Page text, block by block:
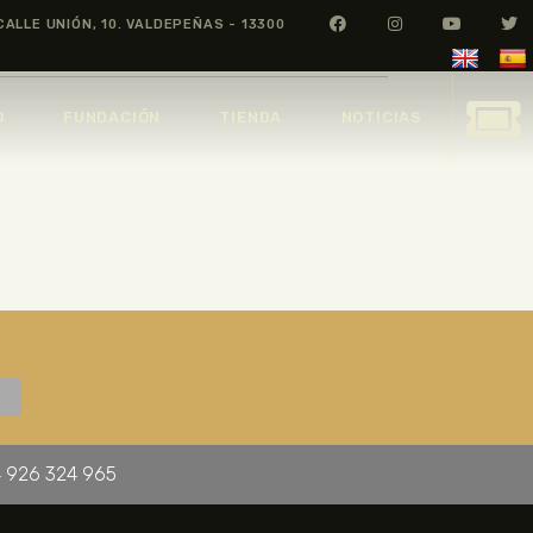
UNIÓN, 10. VALDEPEÑAS - 13300
926 324 965